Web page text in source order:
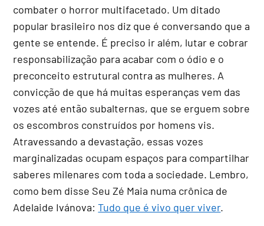
combater o horror multifacetado. Um ditado
popular brasileiro nos diz que é conversando que a
gente se entende. É preciso ir além, lutar e cobrar
responsabilização para acabar com o ódio e o
preconceito estrutural contra as mulheres. A
convicção de que há muitas esperanças vem das
vozes até então subalternas, que se erguem sobre
os escombros construídos por homens vis.
Atravessando a devastação, essas vozes
marginalizadas ocupam espaços para compartilhar
saberes milenares com toda a sociedade. Lembro,
como bem disse Seu Zé Maia numa crônica de
Adelaide Ivánova:Tudo que é vivo quer viver.